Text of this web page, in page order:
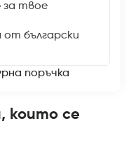
за твое
от български
поръчка
които се